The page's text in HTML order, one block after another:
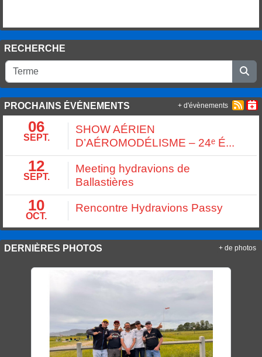
RECHERCHE
PROCHAINS ÉVÉNEMENTS
06
SEPT.
SHOW AÉRIEN
D’AÉROMODÉLISME – 24ᵉ É...
12
SEPT.
Meeting hydravions de
Ballastières
10
OCT.
Rencontre Hydravions Passy
+ d'évènements
DERNIÈRES PHOTOS + de photos